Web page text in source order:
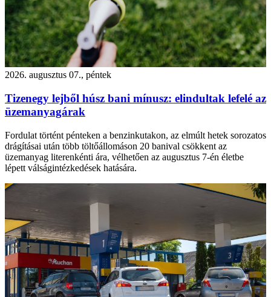
2026. augusztus 07., péntek
Tizenegy lejből húsz bani mínusz: elindultak lefelé az
üzemanyagárak
Fordulat történt pénteken a benzinkutakon, az elmúlt hetek sorozatos
drágításai után több töltőállomáson 20 banival csökkent az
üzemanyag literenkénti ára, vélhetően az augusztus 7-én életbe
lépett válságintézkedések hatására.